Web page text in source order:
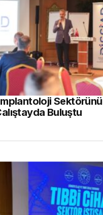
Buluştu